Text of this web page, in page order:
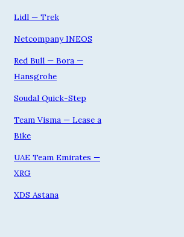
Lidl — Trek
Netcompany INEOS
Red Bull — Bora —
Hansgrohe
Soudal Quick-Step
Team Visma — Lease a
Bike
UAE Team Emirates —
XRG
XDS Astana